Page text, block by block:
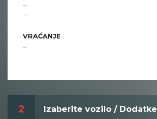
--
--
VRAĆANJE
--
--
2 Izaberite vozilo / Dodatke